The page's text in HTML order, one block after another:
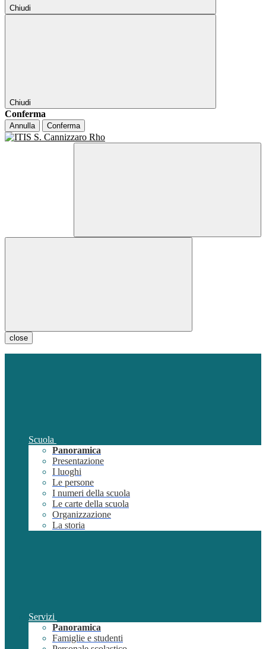
Chiudi
Chiudi
Conferma
Annulla Conferma
close
Scuola
Panoramica
Presentazione
I luoghi
Le persone
I numeri della scuola
Le carte della scuola
Organizzazione
La storia
Servizi
Panoramica
Famiglie e studenti